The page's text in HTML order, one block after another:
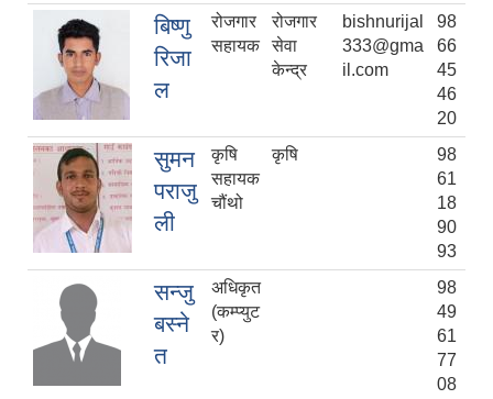
बिष्णु
रिजा
ल
रोजगार
सहायक
रोजगार
सेवा
केन्द्र
bishnurijal
333@gma
il.com
98
66
45
46
20
सुमन
पराजु
ली
कृषि
सहायक
चौंथो
कृषि
98
61
18
90
93
सन्जु
बस्ने
त
अधिकृत
(कम्प्युट
र)
98
49
61
77
08